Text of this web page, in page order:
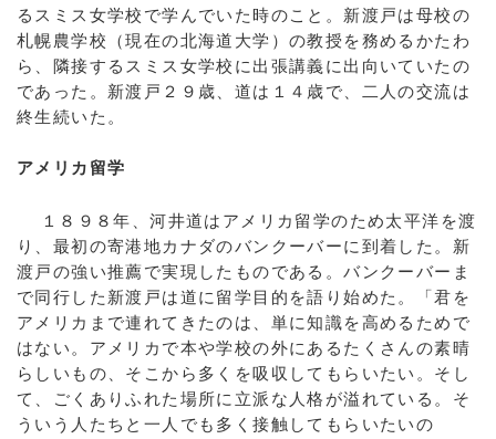
るスミス女学校で学んでいた時のこと。新渡戸は母校の
札幌農学校（現在の北海道大学）の教授を務めるかたわ
ら、隣接するスミス女学校に出張講義に出向いていたの
であった。新渡戸２９歳、道は１４歳で、二人の交流は
終生続いた。
アメリカ留学
１８９８年、河井道はアメリカ留学のため太平洋を渡
り、最初の寄港地カナダのバンクーバーに到着した。新
渡戸の強い推薦で実現したものである。バンクーバーま
で同行した新渡戸は道に留学目的を語り始めた。「君を
アメリカまで連れてきたのは、単に知識を高めるためで
はない。アメリカで本や学校の外にあるたくさんの素晴
らしいもの、そこから多くを吸収してもらいたい。そし
て、ごくありふれた場所に立派な人格が溢れている。そ
ういう人たちと一人でも多く接触してもらいたいの